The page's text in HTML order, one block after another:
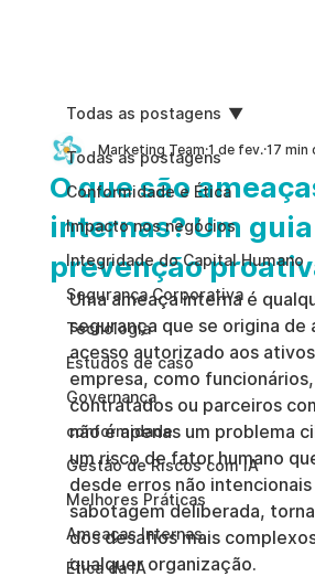
Todas as postagens
Conformidade e Ética
Impacto nos negócios
Integridade do Capital Humano
Segurança Corporativa
Tecnologia
Estudos de caso
Governança
conformidade
Gestão de Riscos com IA
Melhores Práticas
Ameaças Internas
Ética da IA
Todas as postagens
O que são
internas? Um
prevenção
Marketing Team 1 de fev. 17 min
Uma ameaça interna é
segurança que se origina de
acesso autorizado aos
empresa, como funcionários,
contratados ou parceiros
não é apenas um problema
um risco de fator humano
desde erros não
sabotagem deliberada,
dos desafios mais
qualquer organização.